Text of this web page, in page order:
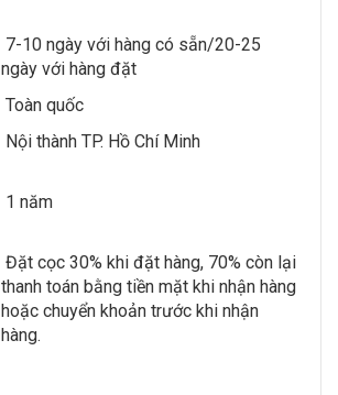
7-10 ngày với hàng có sẵn/20-25
ngày với hàng đặt
Toàn quốc
Nội thành TP. Hồ Chí Minh
1 năm
Đặt cọc 30% khi đặt hàng, 70% còn lại
thanh toán bằng tiền mặt khi nhận hàng
hoặc chuyển khoản trước khi nhận
hàng.